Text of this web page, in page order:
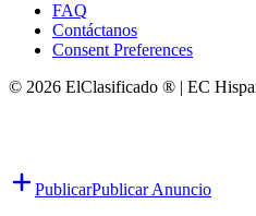
FAQ
Contáctanos
Consent Preferences
© 2026 ElClasificado ® | EC
PublicarPublicar Anuncio